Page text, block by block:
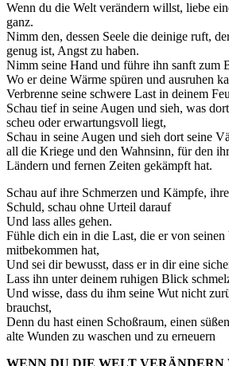
Wenn du die Welt verändern willst, liebe
ganz.
Nimm den, dessen Seele die deinige ruft,
genug ist, Angst zu haben.
Nimm seine Hand und führe ihn sanft zum
Wo er deine Wärme spüren und ausruhen
Verbrenne seine schwere Last in deinem
Schau tief in seine Augen und sieh, was
scheu oder erwartungsvoll liegt,
Schau in seine Augen und sieh dort seine
all die Kriege und den Wahnsinn, für den
Ländern und fernen Zeiten gekämpft hat.
Schau auf ihre Schmerzen und Kämpfe,
Schuld, schau ohne Urteil darauf
Und lass alles gehen.
Fühle dich ein in die Last, die er von seinen
mitbekommen hat,
Und sei dir bewusst, dass er in dir eine
Lass ihn unter deinem ruhigen Blick
Und wisse, dass du ihm seine Wut nicht
brauchst,
Denn du hast einen Schoßraum, einen
alte Wunden zu waschen und zu erneuern
WENN DU DIE WELT